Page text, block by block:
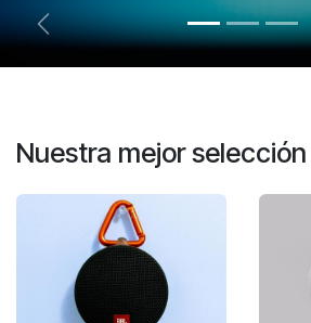
Anterior
Nuestra mejor selección